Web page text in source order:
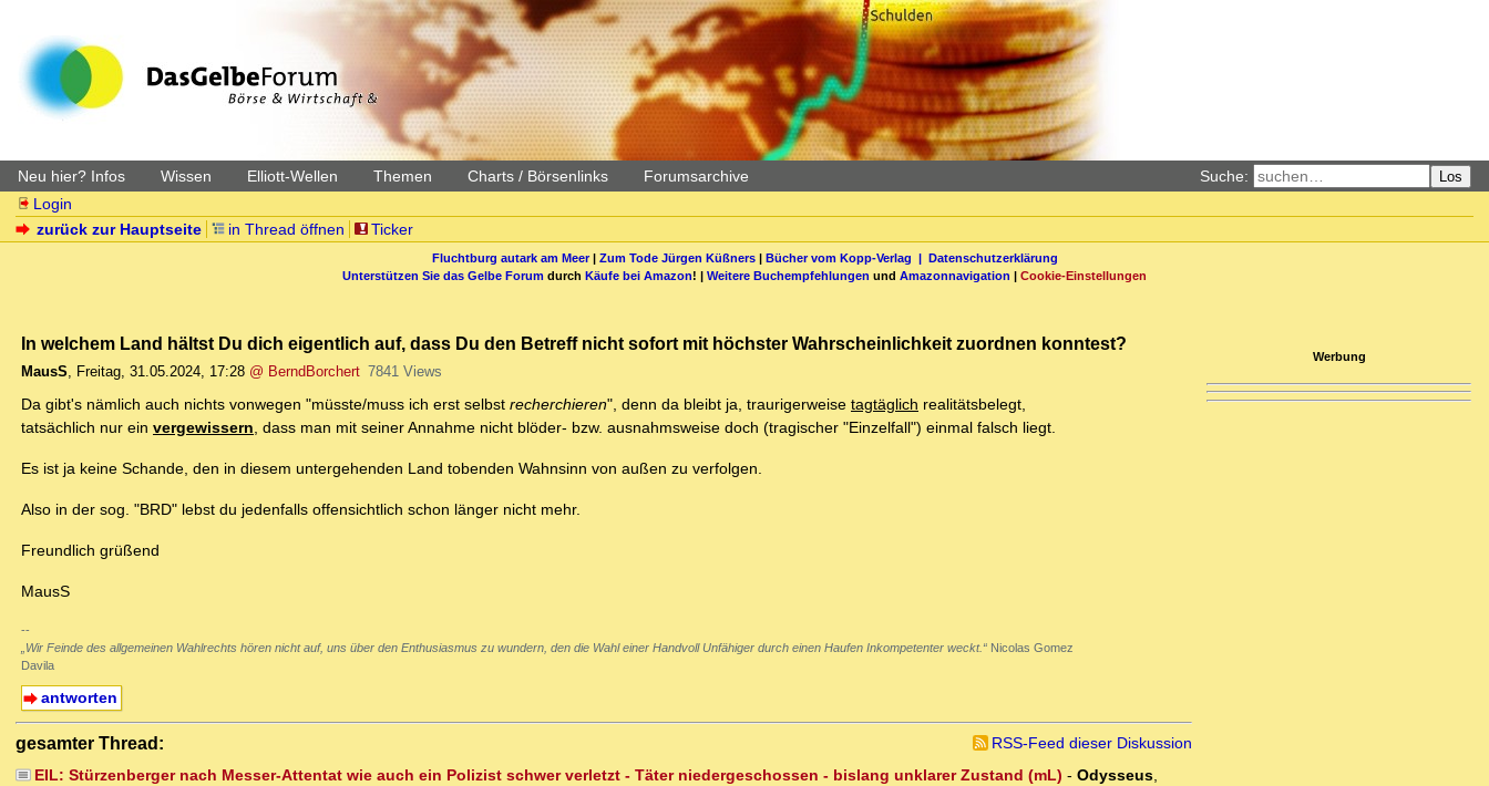
Neu hier? Infos Wissen Elliott-Wellen Themen Charts / Börsenlinks Forumsarchive Suche: Los
Login
zurück zur Hauptseite
in Thread öffnen Ticker
Fluchtburg autark am Meer| Zum Tode Jürgen Küßners| Bücher vom Kopp-Verlag | Datenschutzerklärung
Unterstützen Sie das Gelbe Forum durch Käufe bei Amazon! | Weitere Buchempfehlungen und Amazonnavigation | Cookie-Einstellungen
In welchem Land hältst Du dich eigentlich auf, dass Du den Betreff nicht sofort mit höchster Wahrscheinlichkeit zuordnen konntest?
MausS, Freitag, 31.05.2024, 17:28 @ BerndBorchert 7841 Views
Da gibt's nämlich auch nichts vonwegen "müsste/muss ich erst selbst recherchieren", denn da bleibt ja, traurigerweise tagtäglich realitätsbelegt,
tatsächlich nur ein vergewissern, dass man mit seiner Annahme nicht blöder- bzw. ausnahmsweise doch (tragischer "Einzelfall") einmal falsch liegt.
Es ist ja keine Schande, den in diesem untergehenden Land tobenden Wahnsinn von außen zu verfolgen.
Also in der sog. "BRD" lebst du jedenfalls offensichtlich schon länger nicht mehr.
Freundlich grüßend
MausS
--
„Wir Feinde des allgemeinen Wahlrechts hören nicht auf, uns über den Enthusiasmus zu wundern, den die Wahl einer Handvoll Unfähiger durch einen Haufen Inkompetenter weckt.“ Nicolas Gomez
Davila
antworten
gesamter Thread:
RSS-Feed dieser Diskussion
EIL: Stürzenberger nach Messer-Attentat wie auch ein Polizist schwer verletzt - Täter niedergeschossen - bislang unklarer Zustand (mL) - Odysseus,
Werbung